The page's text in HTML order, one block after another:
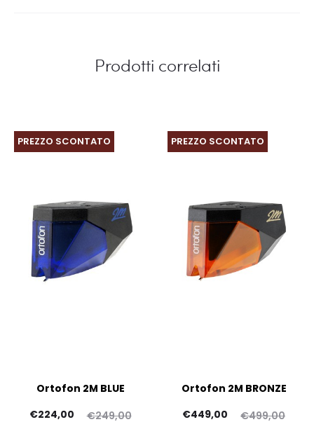
Prodotti correlati
PREZZO SCONTATO
Ortofon 2M BLUE
€249,00
Il
€224,00
PREZZO SCONTATO
Ortofon 2M BRONZE
€499,00
Il
€449,00